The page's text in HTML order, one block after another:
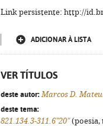
Link persistente: http://
ADICIONAR À LISTA
VER TÍTULOS
deste autor: Marcos D.
deste tema:
821.134.3-311.6"20"(poesia,